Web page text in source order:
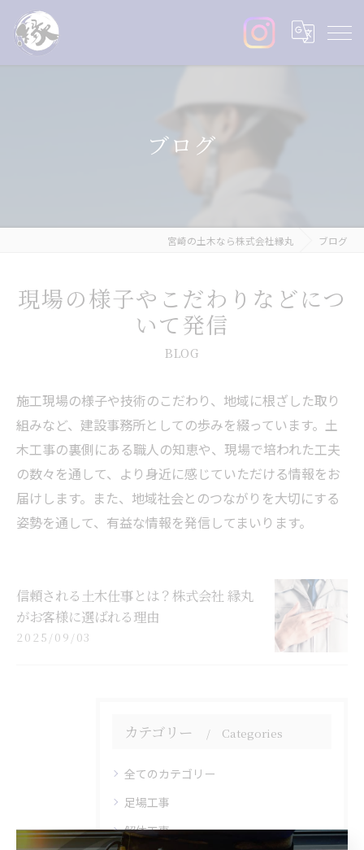
ブログ
宮崎の土木なら株式会社縁丸 ブログ
現場の様子やこだわりなどにつ
いて発信
BLOG
施工現場の様子や技術のこだわり、地域に根ざした取り
組みなど、建設事務所としての歩みを綴っています。土
木工事の裏側にある職人の知恵や、現場で培われた工夫
の数々を通して、より身近に感じていただける情報をお
届けします。また、地域社会とのつながりを大切にする
姿勢を通して、有益な情報を発信してまいります。
信頼される土木仕事とは？株式会社 縁丸
がお客様に選ばれる理由
2025/09/03
カテゴリー Categories
全てのカテゴリー
足場工事
解体工事